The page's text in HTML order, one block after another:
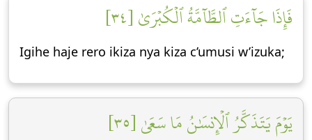
فَإِذَا جَآءَتِ ٱلطَّآمَّةُ ٱلۡكُبۡرَىٰ [٣٤]
Igihe haje rero ikiza nya kiza c’umusi w’izuka;
يَوۡمَ يَتَذَكَّرُ ٱلۡإِنسَٰنُ مَا سَعَىٰ [٣٥]